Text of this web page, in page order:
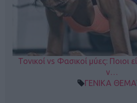
Τονικοί vs Φασικοί μύες: Ποιοι
ν…
ΓΕΝΙΚΑ